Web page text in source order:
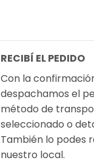
RECIBÍ EL PEDIDO
Con la
despachamos el
método de
seleccionado o
También lo podes
nuestro local.